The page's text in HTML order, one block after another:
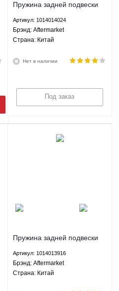
Пружина задней подвески
GC6 - 1014014024
Aftermarket
Артикул: 1014014024
Брэнд: Aftermarket
Страна: Китай
Нет в наличии
Под заказ
Пружина задней подвески
GC6 - 1014013916
Aftermarket
Артикул: 1014013916
Брэнд: Aftermarket
Страна: Китай